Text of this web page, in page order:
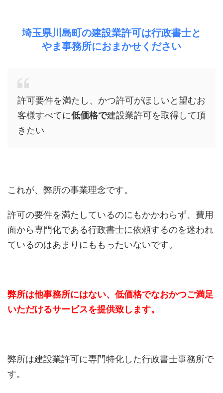
埼玉県川島町の建設業許可は行政書士と
やま事務所におまかせください
許可要件を満たし、かつ許可がほしいと望むお
客様すべてに低価格で建設業許可を取得して頂
きたい
これが、弊所の事業理念です。
許可の要件を満たしているのにもかかわらず、費用
面から専門化である行政書士に依頼するのを迷われ
ているのはあまりにももったいないです。
弊所は他事務所にはない、低価格でなおかつご満足
いただけるサービスを提供致します。
弊所は建設業許可に専門特化した行政書士事務所で
す。